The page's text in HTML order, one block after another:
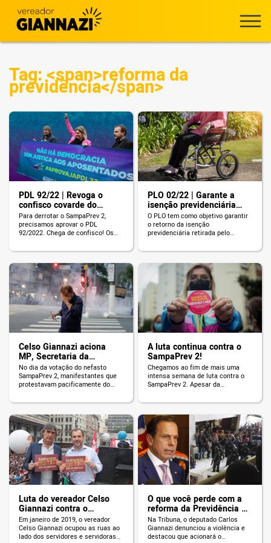
Tag: <span>reforma da
previdência</span>
PDL 92/22 | Revoga o
confisco covarde do
SampaPrev 2
Para derrotar o SampaPrev 2,
precisamos aprovar o PDL
92/2022. Chega de confisco! Os
respeito!
PLO 02/22 | Garante a
isenção previdenciária
para portadores de
doenças incapacitantes
O PLO tem como objetivo garantir
o retorno da isenção
previdenciária retirada pelo
Celso Giannazi aciona
MP, Secretaria da
Segurança e Comando da
PM pela punição dos
responsáveis pela
contra o SampaPrev 2
No dia da votação do nefasto
SampaPrev 2, manifestantes que
protestavam pacificamente do
brutalmente atingidos por bombas,
borracha. O vereador Celso
Giannazi, inclusive, foi um dos
atingidos. As imagens de violência
falam por si: o que aconteceu
ontem na votação do confisco foi
um massacre injustificável. […]
A luta continua contra o
SampaPrev 2!
Chegamos ao fim de mais uma
intensa semana de luta contra o
SampaPrev 2. Apesar da
criminosos – o PL 651/21 e o PL
do prefeito Ricardo Nunes, não
podemos deixar a luta
enfraquecer: Ainda dá tempo de
barrar o confisco: precisamos de
apenas um […]
Luta do vereador Celso
Giannazi contra o
SampaPrev 1 da gestão
Doria/Covas
Em janeiro de 2019, o vereador
Celso Giannazi ocupou as ruas ao
lado dos servidores e servidoras
O que você perde com a
reforma da Previdência de
Doria?
Na Tribuna, o deputado Carlos
Giannazi denunciou a violência e
destacou que acionará o